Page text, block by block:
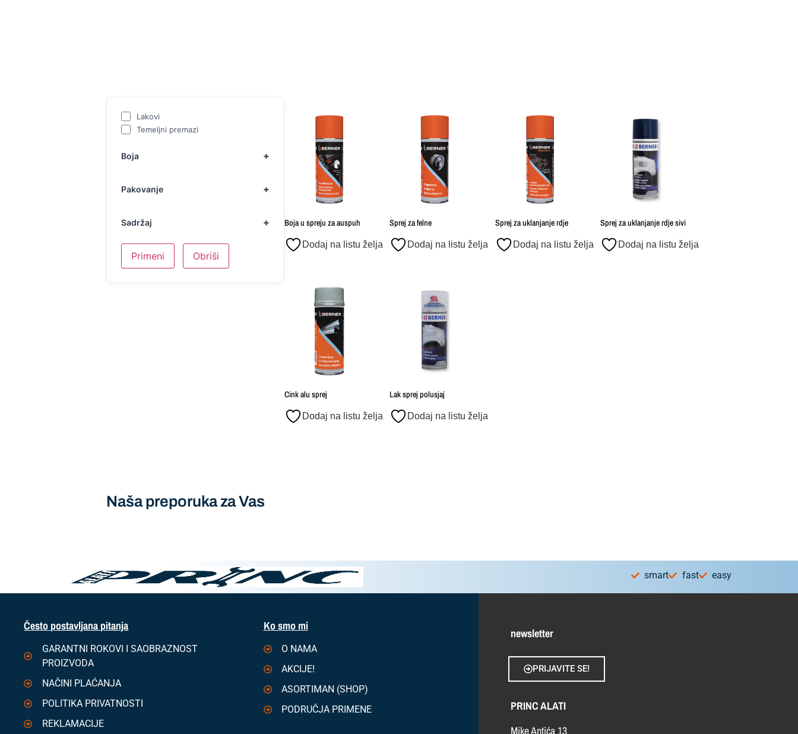
Lakovi
Temeljni premazi
Boja
Pakovanje
Sadržaj
Primeni Obriši
Boja u spreju za auspuh
Dodaj na listu želja
Sprej za felne
Dodaj na listu želja
Sprej za uklanjanje rdje
Dodaj na listu želja
Sprej za uklanjanje rdje sivi
Dodaj na listu želja
Cink alu sprej
Dodaj na listu želja
Lak sprej polusjaj
Dodaj na listu želja
Naša preporuka za Vas
smart fast easy
Često postavljana pitanja
GARANTNI ROKOVI I SAOBRAZNOST
PROIZVODA
NAČINI PLAĆANJA
POLITIKA PRIVATNOSTI
REKLAMACIJE
Ko smo mi
O NAMA
AKCIJE!
ASORTIMAN (SHOP)
PODRUČJA PRIMENE
newsletter
PRIJAVITE SE!
PRINC ALATI
Mike Antića 13